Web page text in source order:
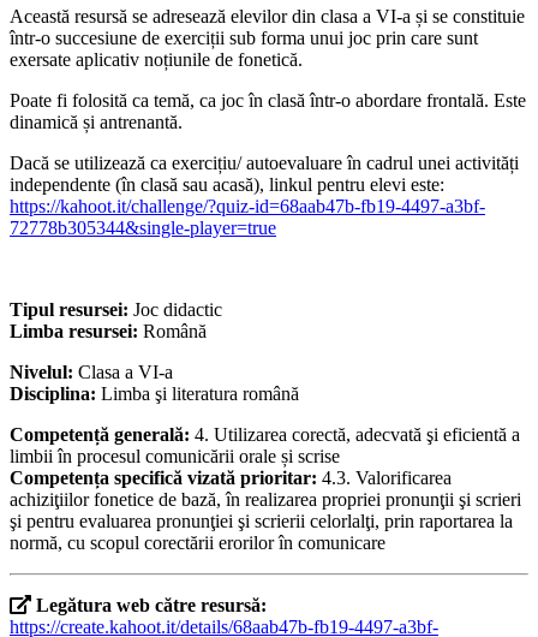
Această resursă se adresează elevilor din clasa a VI-a și se constituie
într-o succesiune de exerciții sub forma unui joc prin care sunt
exersate aplicativ noțiunile de fonetică.
Poate fi folosită ca temă, ca joc în clasă într-o abordare frontală. Este
dinamică și antrenantă.
Dacă se utilizează ca exercițiu/ autoevaluare în cadrul unei activități
independente (în clasă sau acasă), linkul pentru elevi este:
https://kahoot.it/challenge/?quiz-id=68aab47b-fb19-4497-a3bf-
72778b305344&single-player=true
Tipul resursei: Joc didactic
Limba resursei: Română
Nivelul: Clasa a VI-a
Disciplina: Limba şi literatura română
Competență generală: 4. Utilizarea corectă, adecvată şi eficientă a
limbii în procesul comunicării orale și scrise
Competența specifică vizată prioritar: 4.3. Valorificarea
achiziţiilor fonetice de bază, în realizarea propriei pronunţii şi scrieri
şi pentru evaluarea pronunţiei şi scrierii celorlalţi, prin raportarea la
normă, cu scopul corectării erorilor în comunicare
Legătura web către resursă:
https://create.kahoot.it/details/68aab47b-fb19-4497-a3bf-